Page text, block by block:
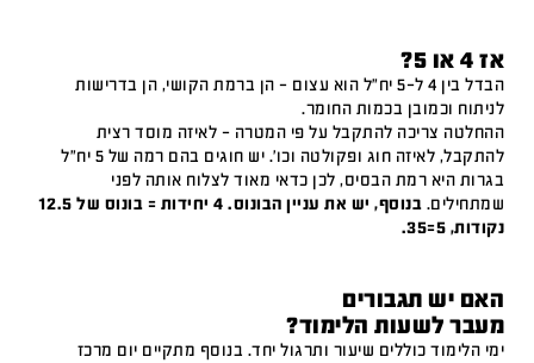
אז 4 או 5?
הבדל בין 4 ל-5 יח"ל הוא עצום – הן ברמת הקושי, הן בדרישות
לניתוח וכמובן בכמות החומר.
ההחלטה צריכה להתקבל על פי המטרה – לאיזה מוסד רצית
להתקבל, לאיזה חוג ופקולטה וכו'. יש חוגים בהם רמה של 5 יח"ל
בגרות היא רמת הבסיס, לכן כדאי מאוד לצלוח אותה לפני
שמתחילים.
בנוסף, יש את עניין הבונוס. 4 יחידות = בונוס של 12.5
נקודות, 5=35.
האם יש תגבורים
מעבר לשעות הלימוד?
ימי הלימוד כוללים שיעור ותרגול יחד. בנוסף מתקיים יום מרכז